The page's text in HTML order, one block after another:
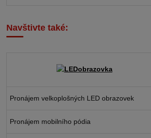
Navštivte také:
Pronájem velkoplošných LED obrazovek
Pronájem mobilního pódia